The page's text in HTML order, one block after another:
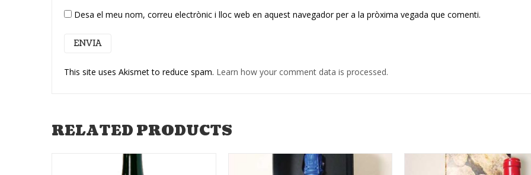
Desa el meu nom, correu electrònic i lloc web en aquest navegador per a la pròxima vegada que comenti.
This site uses Akismet to reduce spam. Learn how your comment data is processed.
RELATED PRODUCTS